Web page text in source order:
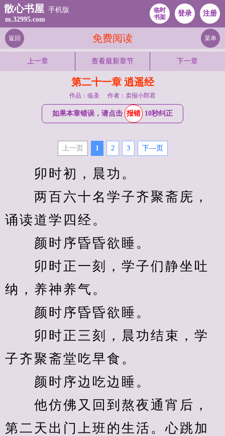
散心书屋 手机版
m.32995.com
临时
书架
登录 注册
免费阅读
返回 菜单
上一章 查看最新章节 下一章
第二十一章 逍遥经
作品：临圣 作者：卖报小郎君
如果本章错误，请点击 报错 10秒纠正
上一页 1 2 3 下—页
卯时初，晨功。
两百六十名学子齐聚斋庑，
诵读道学四经。
颜时序昏昏欲睡。
卯时正一刻，学子们静坐吐
纳，养神养气。
颜时序昏昏欲睡。
卯时正三刻，晨功结束，学
子齐聚斋堂吃早食。
颜时序边吃边睡。
他仿佛又回到熬夜通宵后，
第二天出门上班的生活。心跳加